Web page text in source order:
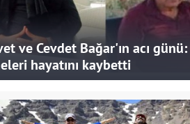
ve Cevdet Bağar'ın acı günü:
hayatını kaybetti